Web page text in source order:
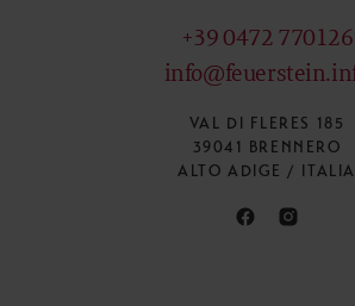
+39 0472 770126
VAL DI FLERES 185
39041 BRENNERO
ALTO ADIGE / ITALIA